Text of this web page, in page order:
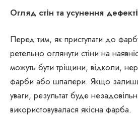
Огляд стін та усунення
Перед тим, як приступати до
ретельно оглянути стіни на
можуть бути тріщини, відколи,
фарби або шпалери. Якщо
уваги, результат буде
використовувалася якісна фарба.